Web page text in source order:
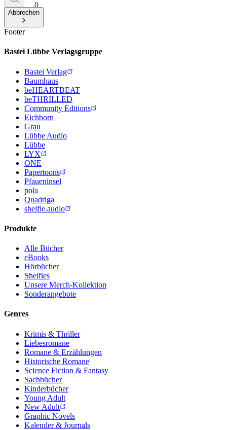
0
Abbrechen
Footer
Bastei Lübbe Verlagsgruppe
Bastei Verlag
Baumhaus
beHEARTBEAT
beTHRILLED
Community Editions
Eichborn
Grau
Lübbe Audio
Lübbe
LYX
ONE
Papertoons
Pfaueninsel
pola
Quadriga
shelfie.audio
Produkte
Alle Bücher
eBooks
Hörbücher
Shelfies
Unsere Merch-Kollektion
Sonderangebote
Genres
Krimis & Thriller
Liebesromane
Romane & Erzählungen
Historische Romane
Science Fiction & Fantasy
Sachbücher
Kinderbücher
Young Adult
New Adult
Graphic Novels
Kalender & Journals